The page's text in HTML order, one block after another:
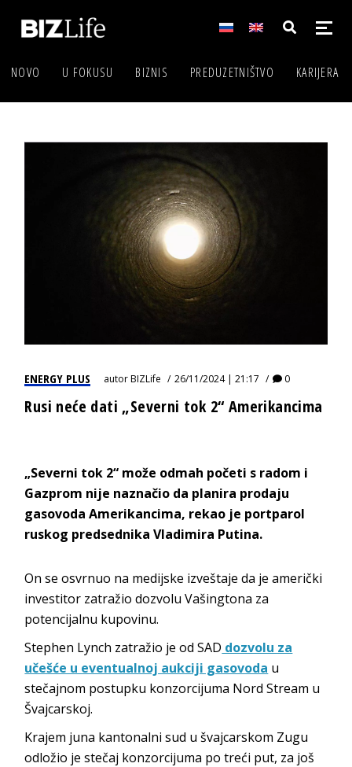
NOVO U FOKUSU BIZNIS PREDUZETNIŠTVO KARIJERA
ENERGY PLUS autorBIZLife 26/11/2024 | 21:17 0
Rusi neće dati „Severni tok 2“ Amerikancima
„Severni tok 2“ može odmah početi s radom i
Gazprom nije naznačio da planira prodaju
gasovoda Amerikancima, rekao je portparol
ruskog predsednika Vladimira Putina.
On se osvrnuo na medijske izveštaje da je američki
investitor zatražio dozvolu Vašingtona za
potencijalnu kupovinu.
Stephen Lynch zatražio je od SAD dozvolu za
učešće u eventualnoj aukciji gasovoda u
stečajnom postupku konzorcijuma Nord Stream u
Švajcarskoj.
Krajem juna kantonalni sud u švajcarskom Zugu
odložio je stečaj konzorcijuma po treći put, za još